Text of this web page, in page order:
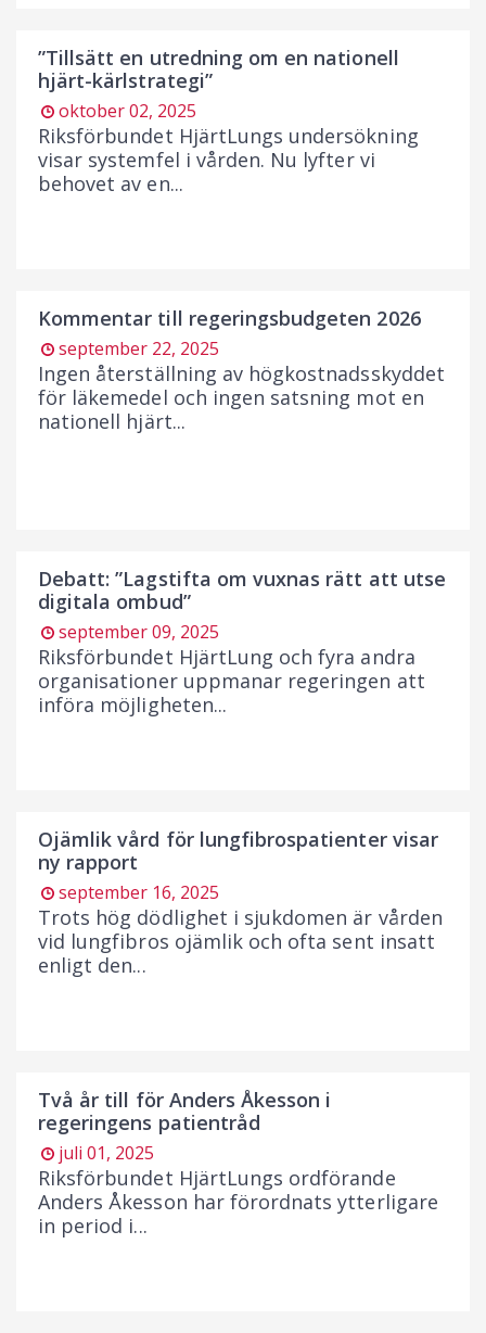
”Tillsätt en utredning om en nationell
hjärt-kärlstrategi”
oktober 02, 2025
Riksförbundet HjärtLungs undersökning
visar systemfel i vården. Nu lyfter vi
behovet av en...
Kommentar till regeringsbudgeten 2026
september 22, 2025
Ingen återställning av högkostnadsskyddet
för läkemedel och ingen satsning mot en
nationell hjärt...
Debatt: ”Lagstifta om vuxnas rätt att utse
digitala ombud”
september 09, 2025
Riksförbundet HjärtLung och fyra andra
organisationer uppmanar regeringen att
införa möjligheten...
Ojämlik vård för lungfibrospatienter visar
ny rapport
september 16, 2025
Trots hög dödlighet i sjukdomen är vården
vid lungfibros ojämlik och ofta sent insatt
enligt den...
Två år till för Anders Åkesson i
regeringens patientråd
juli 01, 2025
Riksförbundet HjärtLungs ordförande
Anders Åkesson har förordnats ytterligare
in period i...